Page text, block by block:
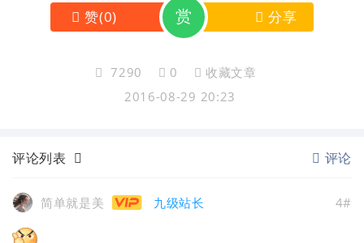
赞(0) 赏 分享
7290 0
收藏文章
2016-08-29 20:23
评论列表 评论
简单就是美 九级站长 4#